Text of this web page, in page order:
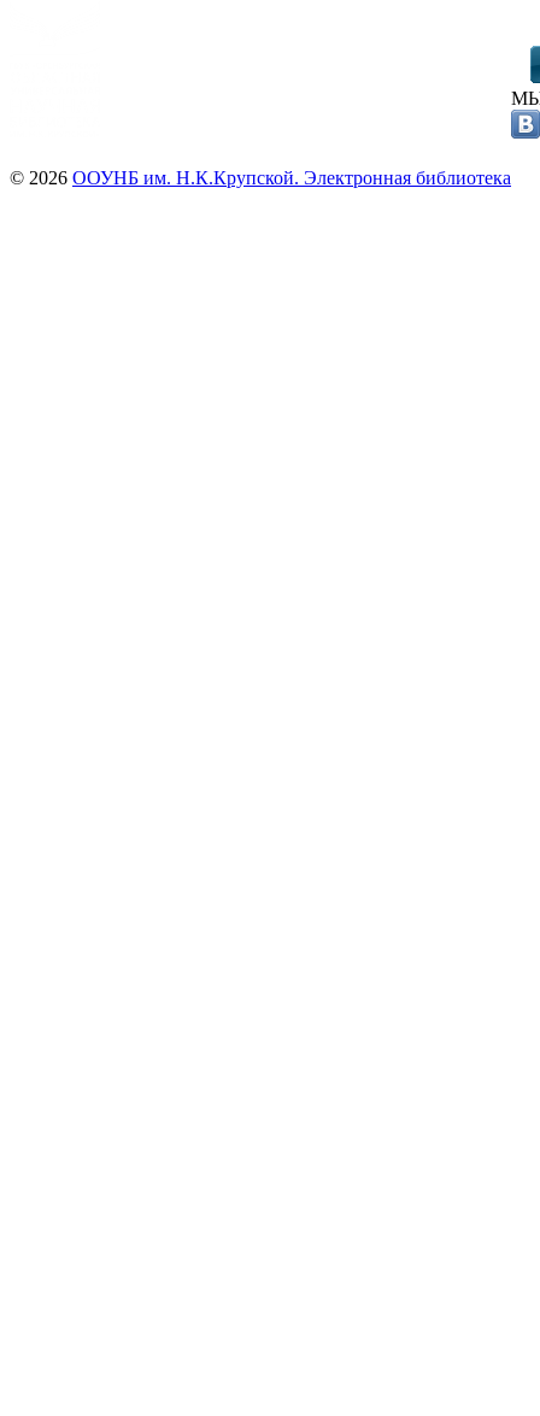
© 2026 ООУНБ им. Н.К.Крупской. Электронная библиотека